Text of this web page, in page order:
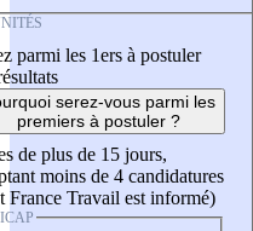
parmi les 1ers à postuler
serez-vous parmi les
premiers à postuler ?
de plus de 15 jours,
moins de 4 candidatures
France Travail est informé)